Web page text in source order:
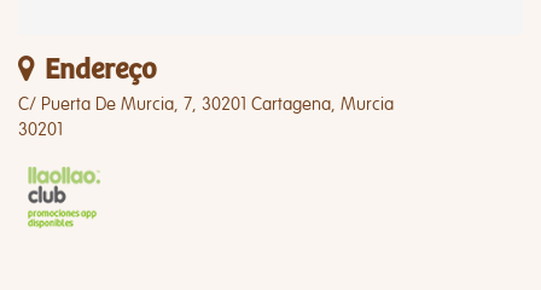
Endereço
C/ Puerta De Murcia, 7, 30201 Cartagena, Murcia
30201